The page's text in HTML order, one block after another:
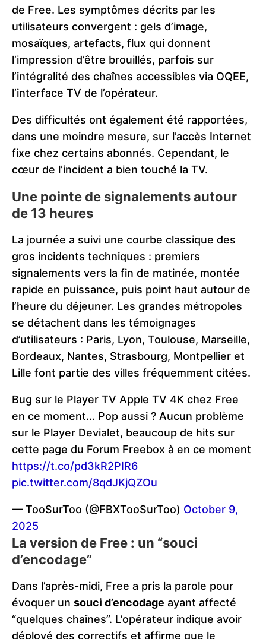
de Free. Les symptômes décrits par les
utilisateurs convergent : gels d’image,
mosaïques, artefacts, flux qui donnent
l’impression d’être brouillés, parfois sur
l’intégralité des chaînes accessibles via OQEE,
l’interface TV de l’opérateur.
Des difficultés ont également été rapportées,
dans une moindre mesure, sur l’accès Internet
fixe chez certains abonnés. Cependant, le
cœur de l’incident a bien touché la TV.
Une pointe de signalements autour
de 13 heures
La journée a suivi une courbe classique des
gros incidents techniques : premiers
signalements vers la fin de matinée, montée
rapide en puissance, puis point haut autour de
l’heure du déjeuner. Les grandes métropoles
se détachent dans les témoignages
d’utilisateurs : Paris, Lyon, Toulouse, Marseille,
Bordeaux, Nantes, Strasbourg, Montpellier et
Lille font partie des villes fréquemment citées.
Bug sur le Player TV Apple TV 4K chez Free
en ce moment… Pop aussi ? Aucun problème
sur le Player Devialet, beaucoup de hits sur
cette page du Forum Freebox à en ce moment
https://t.co/pd3kR2PIR6
pic.twitter.com/8qdJKjQZOu
— TooSurToo (@FBXTooSurToo) October 9,
2025
La version de Free : un “souci
d’encodage”
Dans l’après-midi, Free a pris la parole pour
évoquer un souci d’encodage ayant affecté
“quelques chaînes”. L’opérateur indique avoir
déployé des correctifs et affirme que le